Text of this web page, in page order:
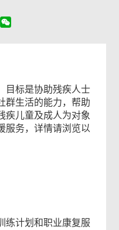
目标是协助残疾人士
群生活的能力，帮助
疾儿童及成人为对象
服务，详情请浏览以
练计划和职业康复服